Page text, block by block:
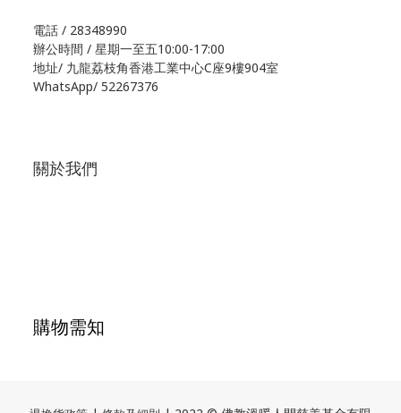
電話 / 28348990
辦公時間 / 星期一至五10:00-17:00
地址/ 九龍荔枝角香港工業中心C座9樓904室
WhatsApp/ 52267376
關於我們
購物需知